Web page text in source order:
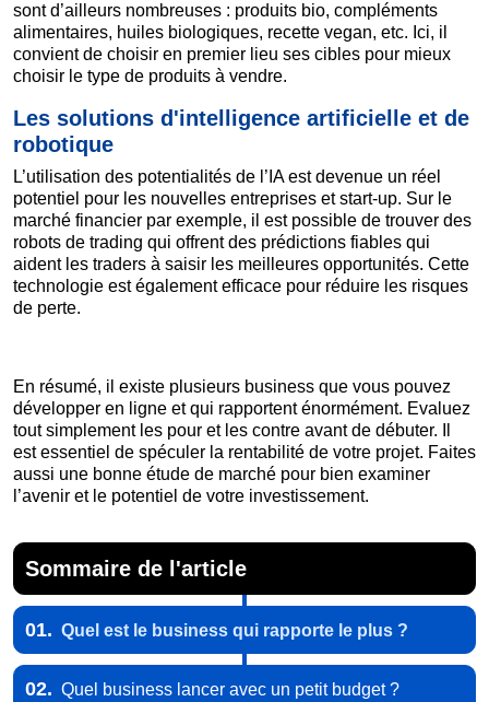
sont d’ailleurs nombreuses : produits bio, compléments
alimentaires, huiles biologiques, recette vegan, etc. Ici, il
convient de choisir en premier lieu ses cibles pour mieux
choisir le type de produits à vendre.
Les solutions d'intelligence artificielle et de
robotique
L’utilisation des potentialités de l’IA est devenue un réel
potentiel pour les nouvelles entreprises et start-up. Sur le
marché financier par exemple, il est possible de trouver des
robots de trading qui offrent des prédictions fiables qui
aident les traders à saisir les meilleures opportunités. Cette
technologie est également efficace pour réduire les risques
de perte.
En résumé, il existe plusieurs business que vous pouvez
développer en ligne et qui rapportent énormément. Evaluez
tout simplement les pour et les contre avant de débuter. Il
est essentiel de spéculer la rentabilité de votre projet. Faites
aussi une bonne étude de marché pour bien examiner
l’avenir et le potentiel de votre investissement.
Sommaire de l'article
01. Quel est le business qui rapporte le plus ?
02. Quel business lancer avec un petit budget ?